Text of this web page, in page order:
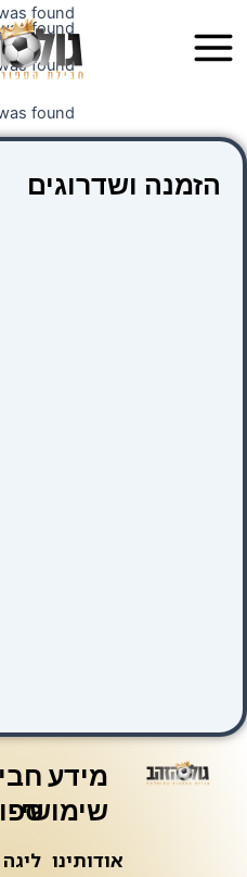
לתוכן
Menu
found
found
found
found
הזמנה ושדרוגים
מידע
שימושי
אודותינו ליגה